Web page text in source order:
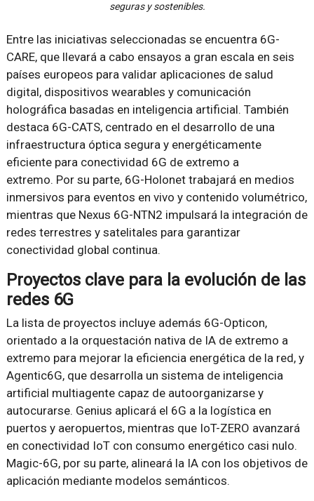
seguras y sostenibles.
Entre las iniciativas seleccionadas se encuentra 6G-
CARE, que llevará a cabo ensayos a gran escala en seis
países europeos para validar aplicaciones de salud
digital, dispositivos wearables y comunicación
holográfica basadas en inteligencia artificial. También
destaca 6G-CATS, centrado en el desarrollo de una
infraestructura óptica segura y energéticamente
eficiente para conectividad 6G de extremo a
extremo. Por su parte, 6G-Holonet trabajará en medios
inmersivos para eventos en vivo y contenido volumétrico,
mientras que Nexus 6G-NTN2 impulsará la integración de
redes terrestres y satelitales para garantizar
conectividad global continua.
Proyectos clave para la evolución de las
redes 6G
La lista de proyectos incluye además 6G-Opticon,
orientado a la orquestación nativa de IA de extremo a
extremo para mejorar la eficiencia energética de la red, y
Agentic6G, que desarrolla un sistema de inteligencia
artificial multiagente capaz de autoorganizarse y
autocurarse. Genius aplicará el 6G a la logística en
puertos y aeropuertos, mientras que IoT-ZERO avanzará
en conectividad IoT con consumo energético casi nulo.
Magic-6G, por su parte, alineará la IA con los objetivos de
aplicación mediante modelos semánticos.